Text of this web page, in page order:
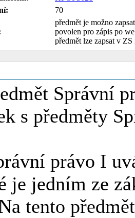
70
předmět je možno
povolen pro zápis po
předmět lze zapsat v
Správní
s předměty
právo I
je jedním ze
tento